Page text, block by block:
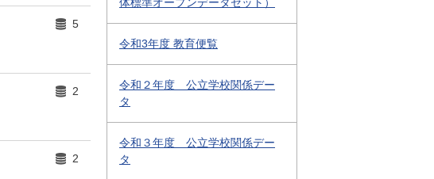
5
2
2
令和3年度 教育便覧
令和２年度 公立学校関係デー
タ
令和３年度 公立学校関係デー
タ